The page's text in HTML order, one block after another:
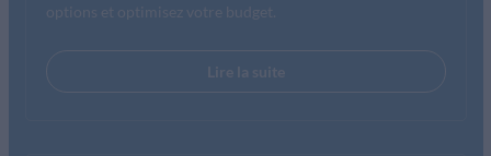
options et optimisez votre budget.
Lire la suite